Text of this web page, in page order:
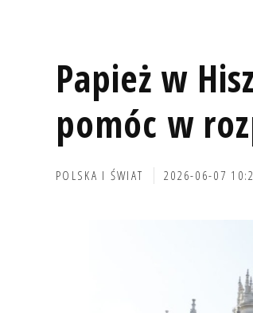
Papież w
pomóc w
POLSKA I ŚWIAT 2026-06-07